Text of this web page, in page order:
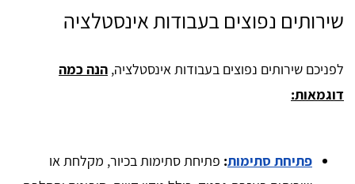
שירותים נפוצים בעבודות אינסטלציה
לפניכם שירותים נפוצים בעבודות אינסטלציה, הנה כמה
דוגמאות:
פתיחת סתימות: פתיחת סתימות בכיור, מקלחת או